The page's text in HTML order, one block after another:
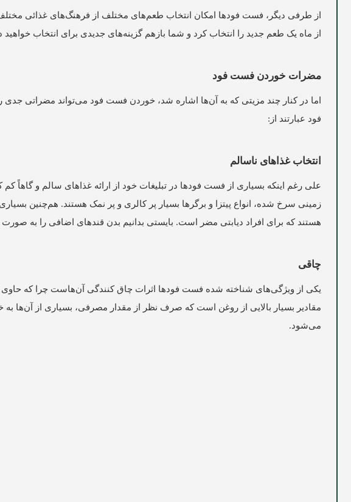
از طرفی دیگر، فست فودها امکان انتخاب طعم‌‌های مختلف از فرهنگ‌‌های غذائی
از ماه یک طعم جدید را انتخاب کرد و شما بازهم گزینه‌‌های جدیدی برای انتخاب
مضرات خوردن فست فود
اما در کنار چند مزیتی که به آن‌ها اشاره شد، خوردن فست فود می‌تواند مضراتی
فود عبارتند از:
انتخاب غذاهای ناسالم
علی رغم اینکه بسیاری از فست فودها در تبلیغات خود از ارائه غذاهای سالم و
زمینی سرخ شده، انواع پیتزا و برگر‌‌ها بسیار پر کالری و پر نمک هستند. هم‌‌چنین
هستند که برای افراد دیابتی مضر است. بایستی بدانیم بدن قندهای اضافی را به
چاقی
یکی از ویژگی‌‌های شناخته شده فست فودها اثرات چاق کنندگی آن‌‌هاست چرا که حاوی
مقادیر بسیار بالایی از روغن است که صرف نظر از مقدار مصرفی، بسیاری از آن‌‌ها
می‌‌شود.